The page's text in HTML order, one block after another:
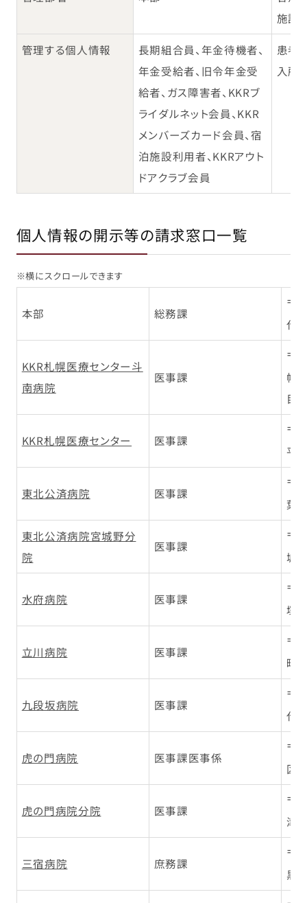
施設
管理する個人情報
長期組合員、年金待機者、
年金受給者、旧令年金受
給者、ガス障害者、KKRブ
ライダルネット会員、KKR
メンバーズカード会員、宿
泊施設利用者、KKRアウト
ドアクラブ会員
患者
入所
個人情報の開示等の請求窓口一覧
※横にスクロールできます
本部 総務課
〒
代
KKR札幌医療センター斗
南病院
医事課
〒
幌
目
KKR札幌医療センター 医事課
〒
平
東北公済病院 医事課
〒
葉
東北公済病院宮城野分
院
医事課
〒
城
水府病院 医事課
〒
塚
立川病院 医事課
〒
町
九段坂病院 医事課
〒
代
虎の門病院 医事課医事係
〒
区
虎の門病院分院 医事課
〒
津
三宿病院 庶務課
〒
黒